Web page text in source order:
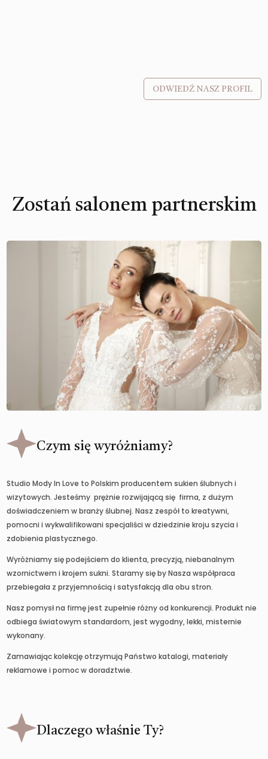
ODWIEDŹ NASZ PROFIL
Zostań salonem partnerskim
Czym się wyróżniamy?
Studio Mody In Love to Polskim producentem sukien ślubnych i
wizytowych. Jesteśmy prężnie rozwijającą się firma, z dużym
doświadczeniem w branży ślubnej. Nasz zespół to kreatywni,
pomocni i wykwalifikowani specjaliści w dziedzinie kroju szycia i
zdobienia plastycznego.
Wyróżniamy się podejściem do klienta, precyzją, niebanalnym
wzornictwem i krojem sukni. Staramy się by Nasza współpraca
przebiegała z przyjemnością i satysfakcją dla obu stron.
Nasz pomysł na firmę jest zupełnie różny od konkurencji. Produkt nie
odbiega światowym standardom, jest wygodny, lekki, misternie
wykonany.
Zamawiając kolekcję otrzymują Państwo katalogi, materiały
reklamowe i pomoc w doradztwie.
Dlaczego właśnie Ty?